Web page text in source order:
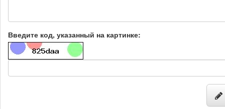
Введите код, указанный на картинке: